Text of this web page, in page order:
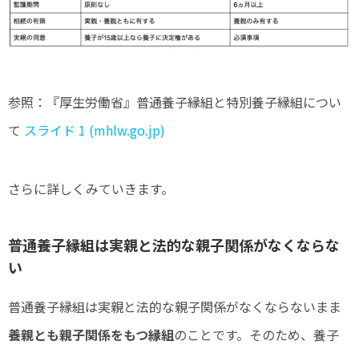
参照：『厚生労働省』普通養子縁組と特別養子縁組につい
て スライド 1 (mhlw.go.jp)
さらに詳しくみていきます。
普通養子縁組は実親と法的な親子関係がなくならな
い
普通養子縁組は実親と法的な親子関係がなくならないまま
養親とも親子関係をもつ縁組のことです。そのため、養子